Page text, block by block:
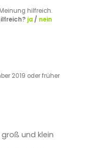
hilfreich.
ja/ nein
2019 oder früher
und klein